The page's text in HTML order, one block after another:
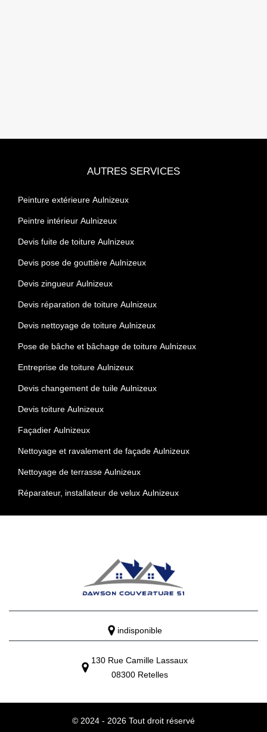
AUTRES SERVICES
Peinture extérieure Aulnizeux
Peintre intérieur Aulnizeux
Devis fuite de toiture Aulnizeux
Devis pose de gouttière Aulnizeux
Devis zingueur Aulnizeux
Devis réparation de toiture Aulnizeux
Devis nettoyage de toiture Aulnizeux
Pose de bâche et bâchage de toiture Aulnizeux
Entreprise de toiture Aulnizeux
Devis changement de tuile Aulnizeux
Devis toiture Aulnizeux
Façadier Aulnizeux
Nettoyage et ravalement de façade Aulnizeux
Nettoyage de terrasse Aulnizeux
Réparateur, installateur de velux Aulnizeux
indisponible
130 Rue Camille Lassaux
08300 Retelles
© 2024 - 2026 Tout droit réservé